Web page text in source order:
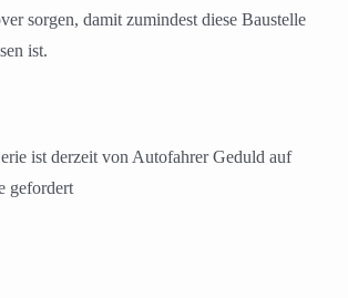
sorgen, damit zumindest diese Baustelle
ist.
ist derzeit von Autofahrer Geduld auf
gefordert